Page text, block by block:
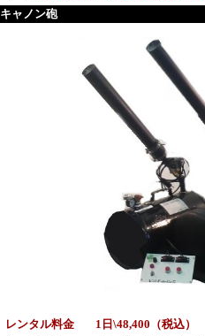
キャノン砲
レンタル料金
1日\48,400（税込）